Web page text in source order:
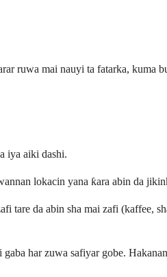
ruwa mai nauyi ta fatarka,
iya aiki dashi.
lokacin yana ƙara abin da
da abin sha mai zafi (kaffee,
har zuwa safiyar gobe.